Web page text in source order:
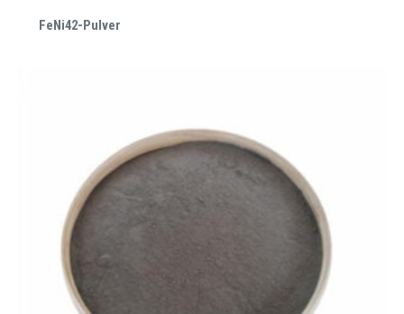
FeNi42-Pulver